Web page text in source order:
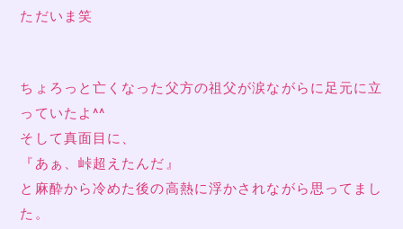
ただいま笑
ちょろっと亡くなった父方の祖父が涙ながらに足元に立
っていたよ^^
そして真面目に、
『あぁ、峠超えたんだ』
と麻酔から冷めた後の高熱に浮かされながら思ってまし
た。